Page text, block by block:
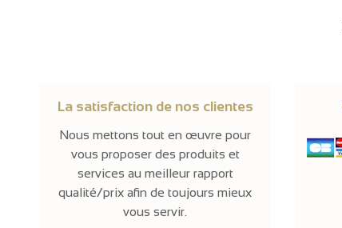
La satisfaction de nos clientes
Nous mettons tout en œuvre pour
vous proposer des produits et
services au meilleur rapport
qualité/prix afin de toujours mieux
vous servir.